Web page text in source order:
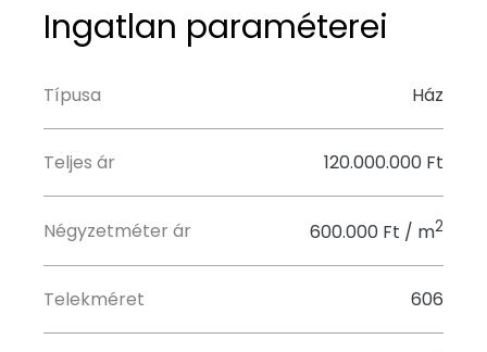
Ingatlan paraméterei
Típusa Ház
Teljes ár 120.000.000 Ft
Négyzetméter ár 600.000 Ft / m2
Telekméret 606